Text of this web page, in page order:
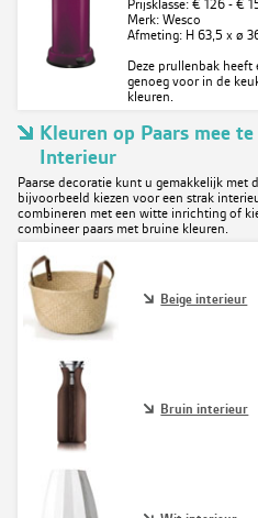
Prijsklasse: € 126 - €
Merk: Wesco
Afmeting: H 63,5 x ø
Deze prullenbak heeft
genoeg voor in de
kleuren.
Kleuren op Paars mee
Interieur
Paarse decoratie kunt u gemakkelijk met
bijvoorbeeld kiezen voor een strak
combineren met een witte inrichting of
combineer paars met bruine kleuren.
Beige interieur
Bruin interieur